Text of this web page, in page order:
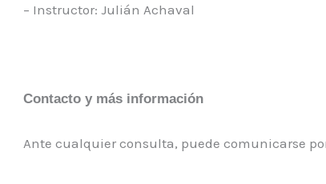
– Instructor: Julián Achaval
Contacto y más información
Ante cualquier consulta, puede comunicarse